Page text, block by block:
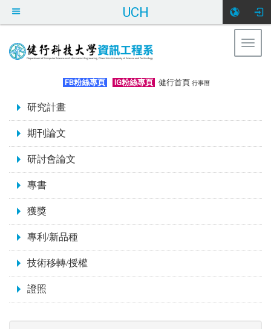
UCH
FB粉絲專頁 IG粉絲專頁 健行首頁 行事曆
研究計畫
期刊論文
研討會論文
專書
獲獎
專利/新品種
技術移轉/授權
證照